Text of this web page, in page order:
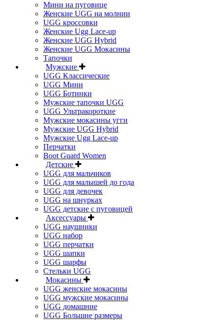
Мини на пуговице
Женские UGG на молнии
UGG кроссовки
Женские Ugg Lace-up
Женские UGG Hybrid
Женские UGG Мокасины
Тапочки
Мужские
UGG Классические
UGG Мини
UGG Ботинки
Мужские тапочки UGG
UGG Ультракороткие
Мужские мокасины угги
Мужские UGG Hybrid
Мужские Ugg Lace-up
Перчатки
Boot Guard Women
Детские
UGG для мальчиков
UGG для малышей до года
UGG для девочек
UGG на шнурках
UGG детские с пуговицей
Аксессуары
UGG наушники
UGG набор
UGG перчатки
UGG шапки
UGG шарфы
Стельки UGG
Мокасины
UGG женские мокасины
UGG мужские мокасины
UGG домашние
UGG Большие размеры